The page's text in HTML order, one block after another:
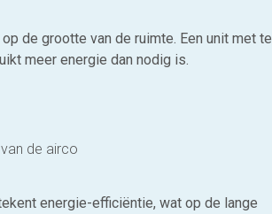
de grootte van de ruimte. Een unit met te
meer energie dan nodig is.
de airco
energie-efficiëntie, wat op de lange